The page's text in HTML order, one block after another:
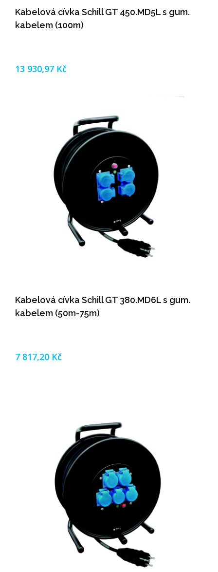
Kabelová cívka Schill GT 450.MD5L s gum.
kabelem (100m)
13 930,97 Kč
Kabelová cívka Schill GT 380.MD6L s gum.
kabelem (50m-75m)
7 817,20 Kč